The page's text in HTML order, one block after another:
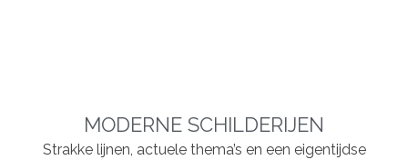
MODERNE SCHILDERIJEN
Strakke lijnen, actuele thema’s en een eigentijdse